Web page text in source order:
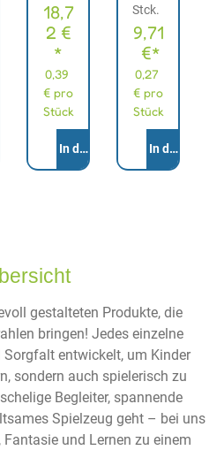
Warenkorb
0,39
€ pro
Stück
18,7
2 €
*
In den Warenkorb
Stck.
0,27
€ pro
Stück
9,71
€*
In den
gestalteten Produkte, die
bringen! Jedes einzelne
entwickelt, um Kinder
sondern auch spielerisch zu
Begleiter, spannende
Spielzeug geht – bei uns
und Lernen zu einem